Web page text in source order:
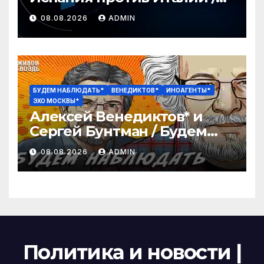
Секс-скандал потряс
футбол / РЕН Новости 12:30,
8.08
08.08.2026 ADMIN
БУДЕМ НАБЛЮДАТЬ* ВЕНЕДИКТОВ*
ИНОАГЕНТЫ*
ЭХО МОСКВЫ*
Алексей Венедиктов* и
Сергей Бунтман / Будем
Наблюдать // 08.08.26
08.08.2026 ADMIN
Политика и новости |